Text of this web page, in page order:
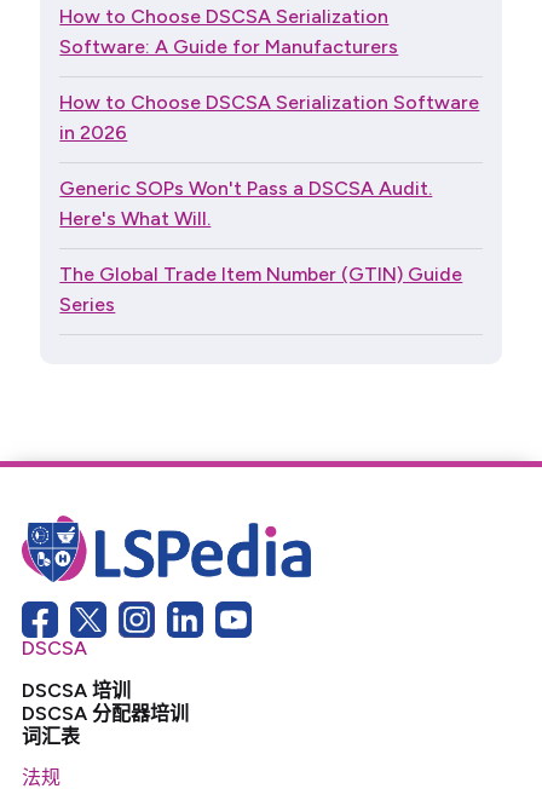
How to Choose DSCSA Serialization
Software: A Guide for Manufacturers
How to Choose DSCSA Serialization Software
in 2026
Generic SOPs Won't Pass a DSCSA Audit.
Here's What Will.
The Global Trade Item Number (GTIN) Guide
Series
DSCSA
DSCSA 培训
DSCSA 分配器培训
词汇表
法规